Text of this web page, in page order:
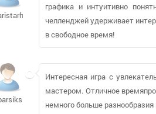
графика и интуитивно
челленджей удерживает
в свободное время!
Интересная игра с
мастером. Отличное
немного больше